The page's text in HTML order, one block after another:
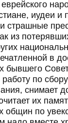
иудеи и
страшные
из
в
бывшего
по
снимает
их
общин по